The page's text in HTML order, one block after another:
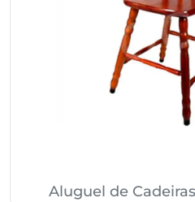
Aluguel de